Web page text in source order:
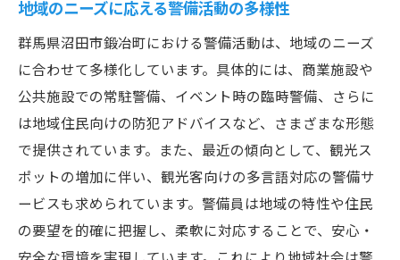
地域のニーズに応える警備活動の多様性
群馬県沼田市鍛冶町における警備活動は、地域のニーズ
に合わせて多様化しています。具体的には、商業施設や
公共施設での常駐警備、イベント時の臨時警備、さらに
は地域住民向けの防犯アドバイスなど、さまざまな形態
で提供されています。また、最近の傾向として、観光ス
ポットの増加に伴い、観光客向けの多言語対応の警備サ
ービスも求められています。警備員は地域の特性や住民
の要望を的確に把握し、柔軟に対応することで、安心・